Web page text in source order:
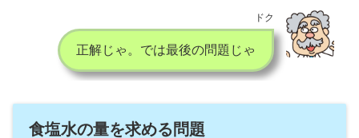
ドク
正解じゃ。では最後の問題じゃ
食塩水の量を求める問題